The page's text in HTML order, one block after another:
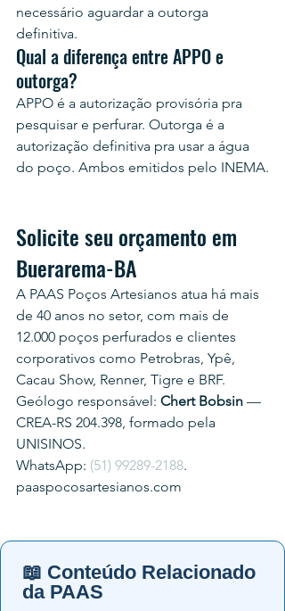
necessário aguardar a outorga
definitiva.
Qual a diferença entre APPO e
outorga?
APPO é a autorização provisória pra
pesquisar e perfurar. Outorga é a
autorização definitiva pra usar a água
do poço. Ambos emitidos pelo INEMA.
Solicite seu orçamento em
Buerarema-BA
A PAAS Poços Artesianos atua há mais
de 40 anos no setor, com mais de
12.000 poços perfurados e clientes
corporativos como Petrobras, Ypê,
Cacau Show, Renner, Tigre e BRF.
Geólogo responsável: Chert Bobsin —
CREA-RS 204.398, formado pela
UNISINOS.
WhatsApp: (51) 99289-2188.
paaspocosartesianos.com
📖 Conteúdo Relacionado
da PAAS